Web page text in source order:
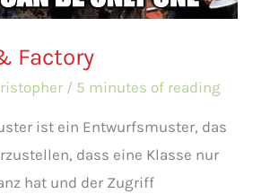
Factory
/ 5 minutes of reading
ist ein Entwurfsmuster, das
dass eine Klasse nur
hat und der Zugriff